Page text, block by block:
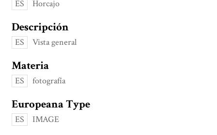
ES Horcajo
Descripción
ES Vista general
Materia
ES fotografía
Europeana Type
ES IMAGE